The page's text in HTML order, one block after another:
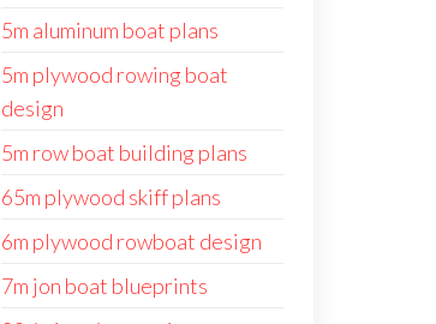
5m aluminum boat plans
5m plywood rowing boat
design
5m row boat building plans
65m plywood skiff plans
6m plywood rowboat design
7m jon boat blueprints